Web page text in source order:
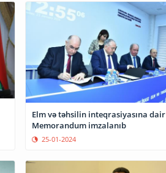
Elm və təhsilin inteqrasiyasına dair
Memorandum imzalanıb
25-01-2024